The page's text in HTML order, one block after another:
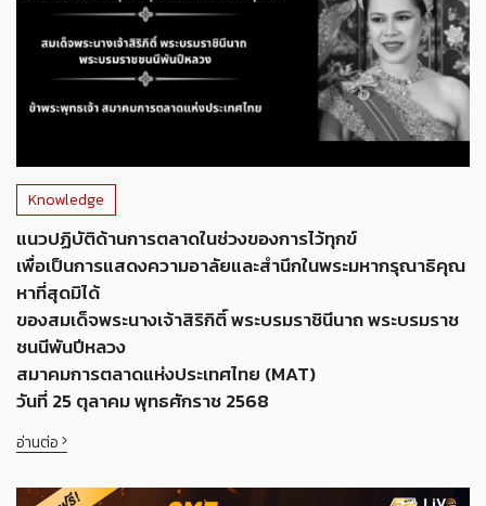
Knowledge
แนวปฏิบัติด้านการตลาดในช่วงของการไว้ทุกข์
เพื่อเป็นการแสดงความอาลัยและสำนึกในพระมหากรุณาธิคุณ
หาที่สุดมิได้
ของสมเด็จพระนางเจ้าสิริกิติ์ พระบรมราชินีนาถ พระบรมราช
ชนนีพันปีหลวง
สมาคมการตลาดแห่งประเทศไทย (MAT)
วันที่ 25 ตุลาคม พุทธศักราช 2568
อ่านต่อ